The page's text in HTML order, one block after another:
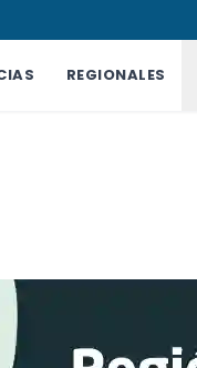
REGIONALES